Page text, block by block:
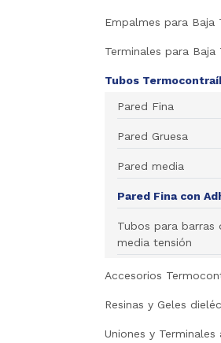
Empalmes para Baja
Terminales para Baja
Tubos
Pared Fina
Pared Gruesa
Pared media
Pared Fina con
Tubos para barras
media tensión
Accesorios
Resinas y Geles
Uniones y Terminales